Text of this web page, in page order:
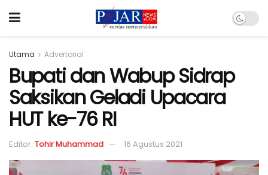
Utama Advertorial
Bupati dan Wabup Sidrap
Saksikan Geladi Upacara
HUT ke-76 RI
Editor: Tohir Muhammad 16 Agustus 2021